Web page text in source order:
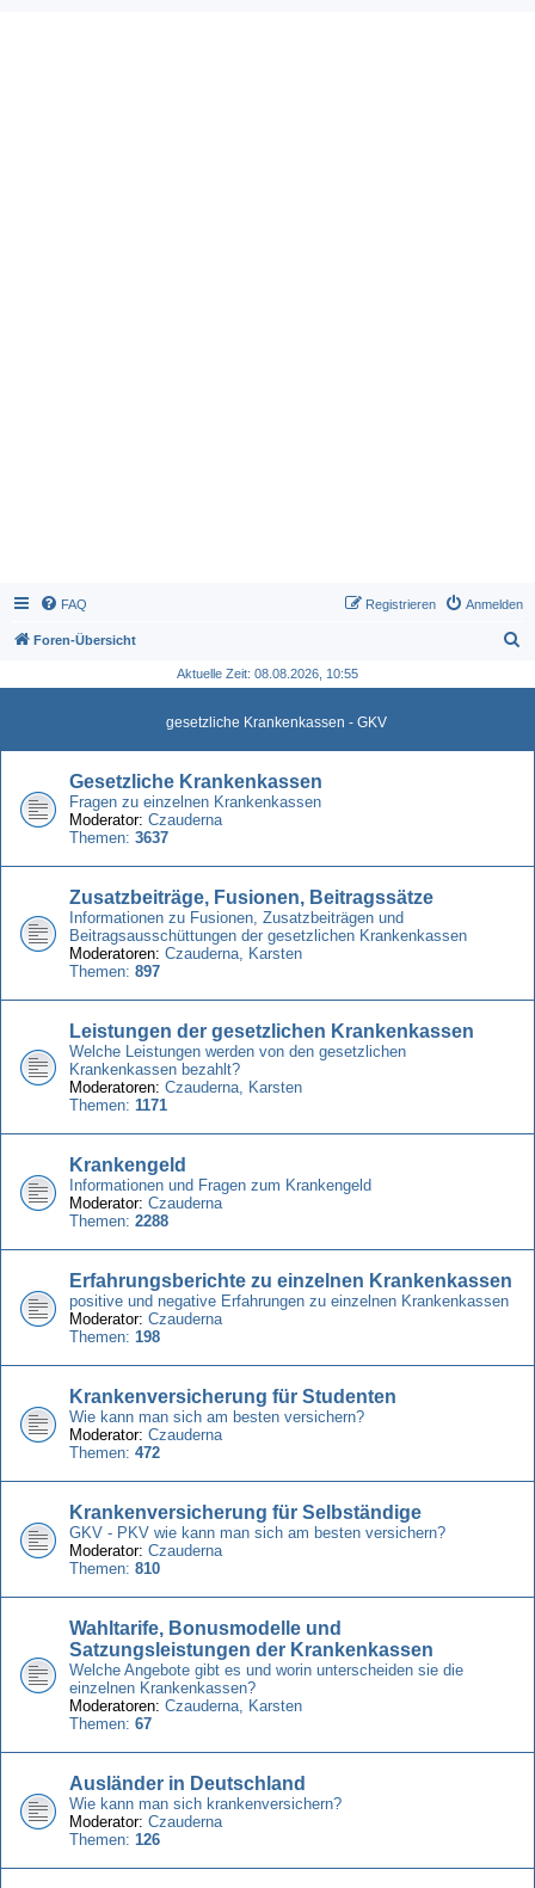
FAQ Anmelden
Registrieren
Foren-Übersicht
e
Aktuelle Zeit: 08.08.2026, 10:55
gesetzliche Krankenkassen - GKV
Gesetzliche Krankenkassen
Fragen zu einzelnen Krankenkassen
Moderator: Czauderna
Themen: 3637
Zusatzbeiträge, Fusionen, Beitragssätze
Informationen zu Fusionen, Zusatzbeiträgen und
Beitragsausschüttungen der gesetzlichen Krankenkassen
Moderatoren: Czauderna, Karsten
Themen: 897
Leistungen der gesetzlichen Krankenkassen
Welche Leistungen werden von den gesetzlichen
Krankenkassen bezahlt?
Moderatoren: Czauderna, Karsten
Themen: 1171
Krankengeld
Informationen und Fragen zum Krankengeld
Moderator: Czauderna
Themen: 2288
Erfahrungsberichte zu einzelnen Krankenkassen
positive und negative Erfahrungen zu einzelnen Krankenkassen
Moderator: Czauderna
Themen: 198
Krankenversicherung für Studenten
Wie kann man sich am besten versichern?
Moderator: Czauderna
Themen: 472
Krankenversicherung für Selbständige
GKV - PKV wie kann man sich am besten versichern?
Moderator: Czauderna
Themen: 810
Wahltarife, Bonusmodelle und
Satzungsleistungen der Krankenkassen
Welche Angebote gibt es und worin unterscheiden sie die
einzelnen Krankenkassen?
Moderatoren: Czauderna, Karsten
Themen: 67
Ausländer in Deutschland
Wie kann man sich krankenversichern?
Moderator: Czauderna
Themen: 126